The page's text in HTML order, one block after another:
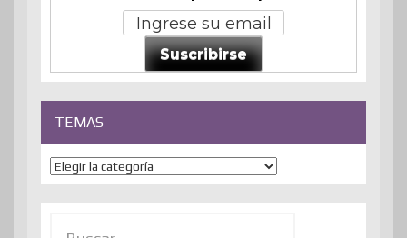
Suscribirse
TEMAS
Temas